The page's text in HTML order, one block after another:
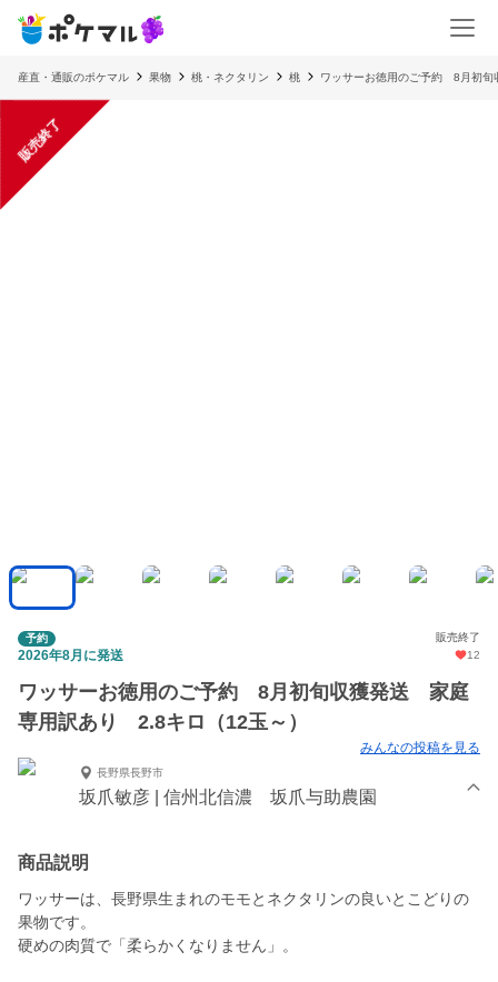
産直・通販のポケマル 果物 桃・ネクタリン 桃 ワッサーお徳用のご予約 8月初
販売終了
予約 販売終了
2026年8月に発送 12
ワッサーお徳用のご予約 8月初旬収獲発送 家庭
専用訳あり 2.8キロ（12玉～）
みんなの投稿を見る
長野県長野市
坂爪敏彦 | 信州北信濃 坂爪与助農園
商品説明
ワッサーは、長野県生まれのモモとネクタリンの良いとこどりの
果物です。
硬めの肉質で「柔らかくなりません」。